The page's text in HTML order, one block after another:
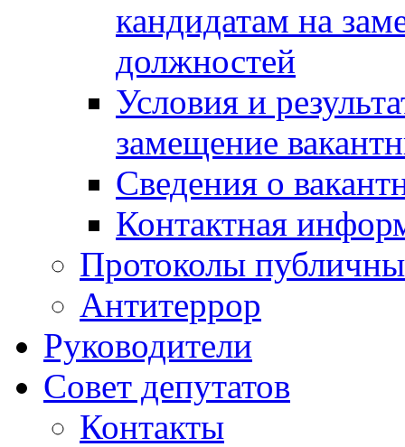
кандидатам на
должностей
Условия и
замещение
Сведения о
Контактная
Протоколы
Антитеррор
Руководители
Совет депутатов
Контакты